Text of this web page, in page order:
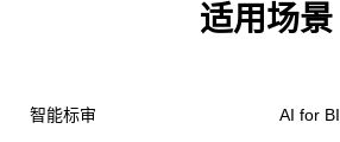
适用场景
智能标审 AI for BI